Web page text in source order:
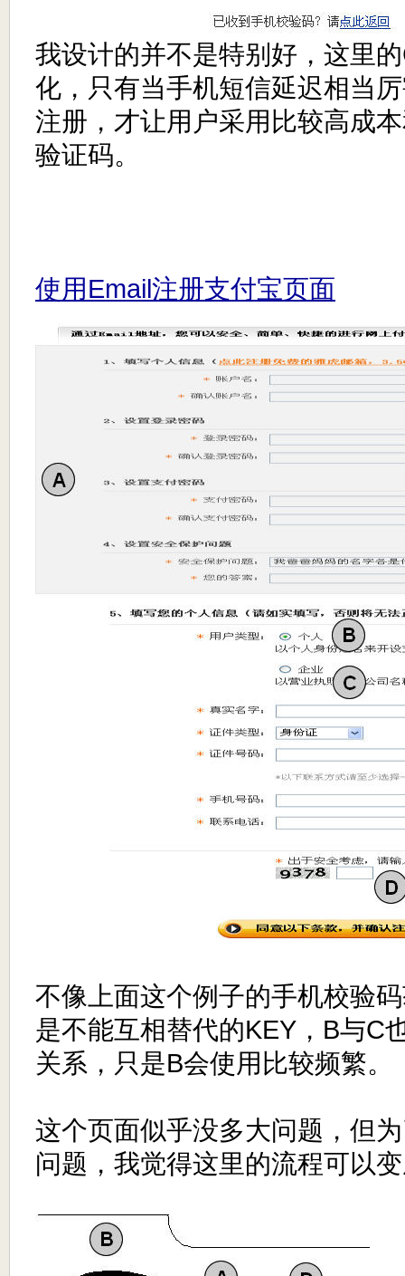
我设计的并不是特别好，这里
化，只有当手机短信延迟相当
注册，才让用户采用比较高成
验证码。
使用Email注册支付宝页面
不像上面这个例子的手机校验
是不能互相替代的KEY，B与C
关系，只是B会使用比较频繁。
这个页面似乎没多大问题，但
问题，我觉得这里的流程可以